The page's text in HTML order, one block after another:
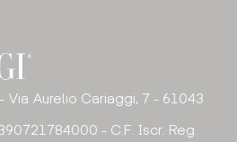
Via Aurelio Cariaggi, 7 - 61043
- C.F. Iscr. Reg.